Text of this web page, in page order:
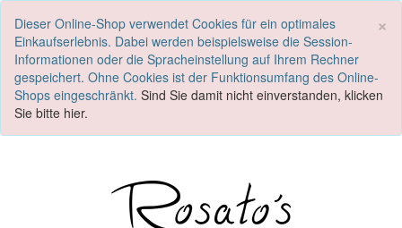
×
Dieser Online-Shop verwendet Cookies für ein optimales
Einkaufserlebnis. Dabei werden beispielsweise die Session-
Informationen oder die Spracheinstellung auf Ihrem Rechner
gespeichert. Ohne Cookies ist der Funktionsumfang des Online-
Shops eingeschränkt. Sind Sie damit nicht einverstanden, klicken
Sie bitte hier.